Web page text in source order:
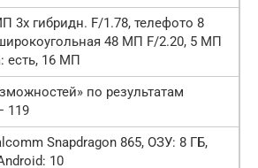
3x гибридн. F/1.78, телефото 8
48 МП F/2.20, 5 МП
есть, 16 МП
по результатам
119
Snapdragon 865, ОЗУ: 8 ГБ,
10